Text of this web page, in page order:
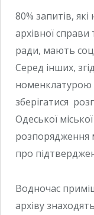
80% запитів,
архівної справи
ради, мають
Серед інших,
номенклатурою
зберігатися
Одеської
розпорядження
про
Водночас
архіву